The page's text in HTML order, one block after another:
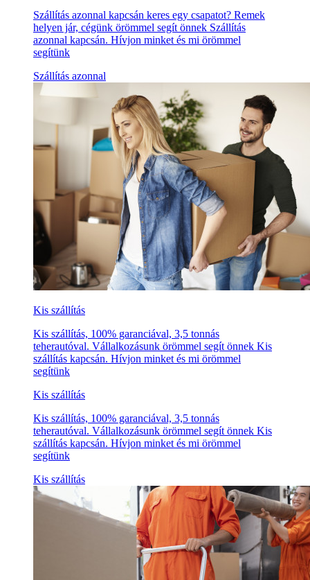
Szállítás azonnal kapcsán keres egy csapatot? Remek
helyen jár, cégünk örömmel segít önnek Szállítás
azonnal kapcsán. Hívjon minket és mi örömmel
segítünk
Szállítás azonnal
Kis szállítás
Kis szállítás, 100% garanciával, 3,5 tonnás
teherautóval. Vállalkozásunk örömmel segít önnek Kis
szállítás kapcsán. Hívjon minket és mi örömmel
segítünk
Kis szállítás
Kis szállítás, 100% garanciával, 3,5 tonnás
teherautóval. Vállalkozásunk örömmel segít önnek Kis
szállítás kapcsán. Hívjon minket és mi örömmel
segítünk
Kis szállítás